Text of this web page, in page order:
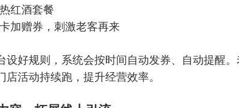
红酒套餐
加赠券，刺激老客再来
设好规则，系统会按时间自动发券、自动提醒
店活动持续跑，提升经营效率。